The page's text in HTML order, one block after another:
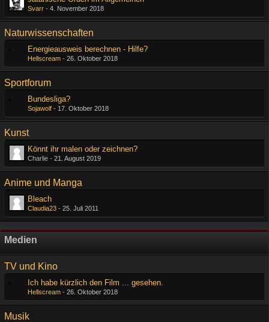
Svarr - 4. November 2018
Naturwissenschaften
Energieausweis berechnen - Hilfe?
Hellscream - 26. Oktober 2018
Sportforum
Bundesliga?
Sojawolf - 17. Oktober 2018
Kunst
Könnt ihr malen oder zeichnen?
Charlie - 21. August 2019
Anime und Manga
Bleach
Claudia23 - 25. Juli 2011
Medien
TV und Kino
Ich habe kürzlich den Film ... gesehen.
Hellscream - 26. Oktober 2018
Musik